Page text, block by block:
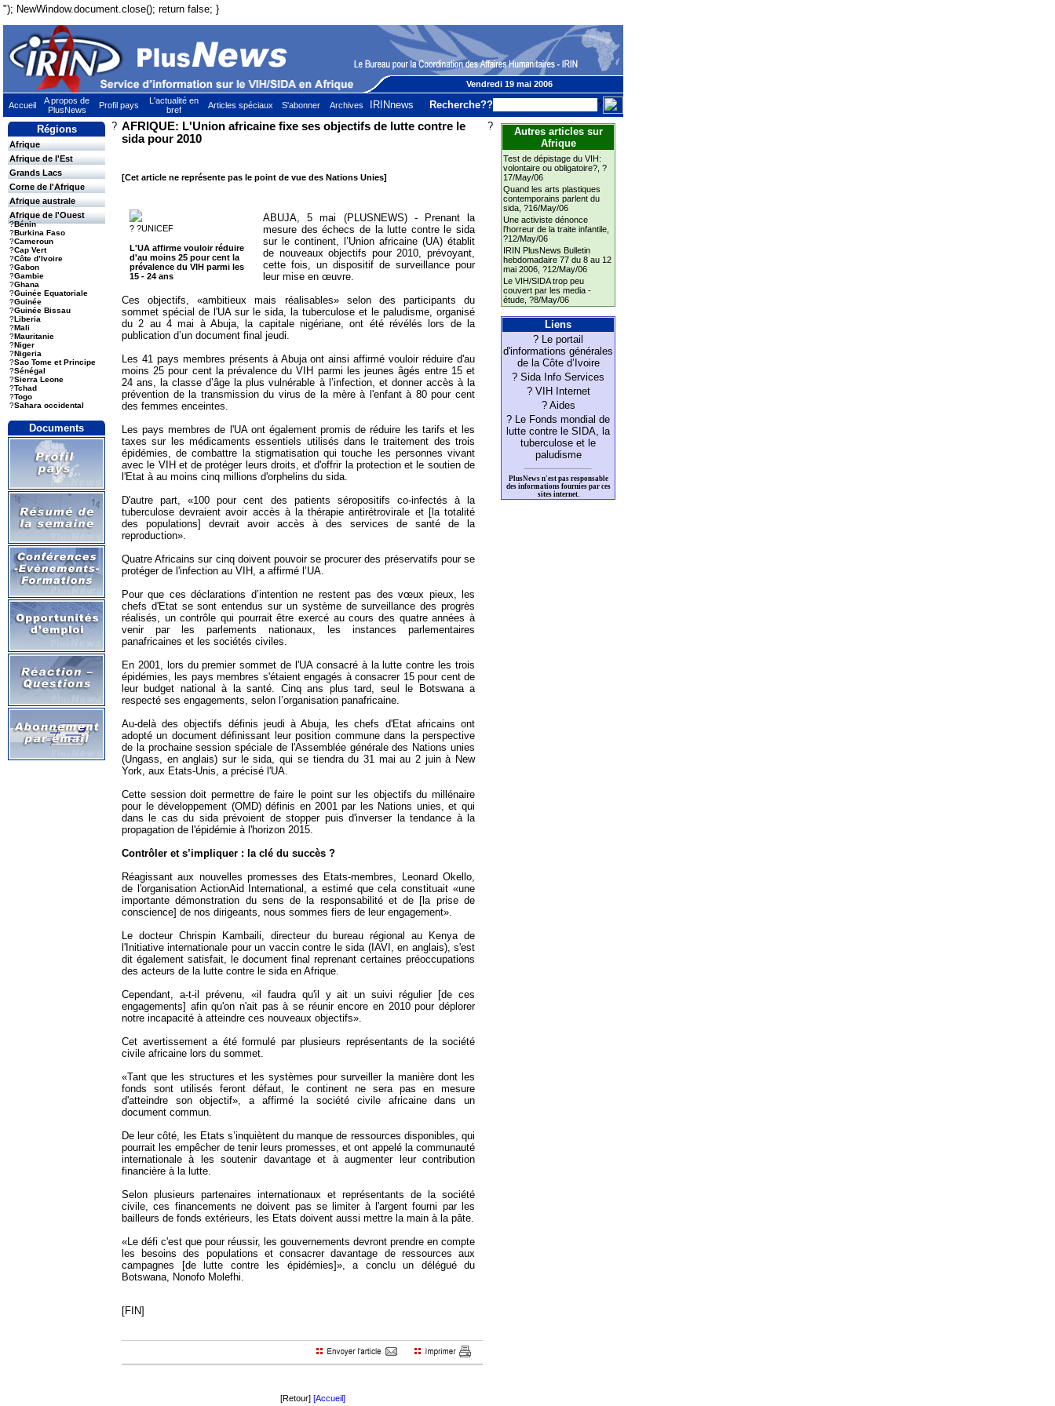
"); NewWindow.document.close(); return false; }
Vendredi 19 mai 2006
Accueil
A propos de
PlusNews
Profil pays
L'actualité en
bref
Articles spéciaux S'abonner Archives IRINnews Recherche?? ?
Régions
Afrique
Afrique de l'Est
Grands Lacs
Corne de l'Afrique
Afrique australe
Afrique de l'Ouest
?Bénin
?Burkina Faso
?Cameroun
?Cap Vert
?Côte d’Ivoire
?Gabon
?Gambie
?Ghana
?Guinée Equatoriale
?Guinée
?Guinée Bissau
?Liberia
?Mali
?Mauritanie
?Niger
?Nigeria
?Sao Tome et Principe
?Sénégal
?Sierra Leone
?Tchad
?Togo
?Sahara occidental
Documents
? AFRIQUE: L'Union africaine fixe ses objectifs de lutte contre le
sida pour 2010
[Cet article ne représente pas le point de vue des Nations Unies]
? ?UNICEF
L'UA affirme vouloir réduire
d'au moins 25 pour cent la
prévalence du VIH parmi les
15 - 24 ans
ABUJA, 5 mai (PLUSNEWS) - Prenant la
mesure des échecs de la lutte contre le sida
sur le continent, l’Union africaine (UA) établit
de nouveaux objectifs pour 2010, prévoyant,
cette fois, un dispositif de surveillance pour
leur mise en œuvre.
Ces objectifs, «ambitieux mais réalisables» selon des participants du
sommet spécial de l'UA sur le sida, la tuberculose et le paludisme, organisé
du 2 au 4 mai à Abuja, la capitale nigériane, ont été révélés lors de la
publication d’un document final jeudi.
Les 41 pays membres présents à Abuja ont ainsi affirmé vouloir réduire d'au
moins 25 pour cent la prévalence du VIH parmi les jeunes âgés entre 15 et
24 ans, la classe d’âge la plus vulnérable à l’infection, et donner accès à la
prévention de la transmission du virus de la mère à l'enfant à 80 pour cent
des femmes enceintes.
Les pays membres de l'UA ont également promis de réduire les tarifs et les
taxes sur les médicaments essentiels utilisés dans le traitement des trois
épidémies, de combattre la stigmatisation qui touche les personnes vivant
avec le VIH et de protéger leurs droits, et d'offrir la protection et le soutien de
l'Etat à au moins cinq millions d'orphelins du sida.
D'autre part, «100 pour cent des patients séropositifs co-infectés à la
tuberculose devraient avoir accès à la thérapie antirétrovirale et [la totalité
des populations] devrait avoir accès à des services de santé de la
reproduction».
Quatre Africains sur cinq doivent pouvoir se procurer des préservatifs pour se
protéger de l'infection au VIH, a affirmé l’UA.
Pour que ces déclarations d’intention ne restent pas des vœux pieux, les
chefs d'Etat se sont entendus sur un système de surveillance des progrès
réalisés, un contrôle qui pourrait être exercé au cours des quatre années à
venir par les parlements nationaux, les instances parlementaires
panafricaines et les sociétés civiles.
En 2001, lors du premier sommet de l'UA consacré à la lutte contre les trois
épidémies, les pays membres s'étaient engagés à consacrer 15 pour cent de
leur budget national à la santé. Cinq ans plus tard, seul le Botswana a
respecté ses engagements, selon l’organisation panafricaine.
Au-delà des objectifs définis jeudi à Abuja, les chefs d'Etat africains ont
adopté un document définissant leur position commune dans la perspective
de la prochaine session spéciale de l'Assemblée générale des Nations unies
(Ungass, en anglais) sur le sida, qui se tiendra du 31 mai au 2 juin à New
York, aux Etats-Unis, a précisé l'UA.
Cette session doit permettre de faire le point sur les objectifs du millénaire
pour le développement (OMD) définis en 2001 par les Nations unies, et qui
dans le cas du sida prévoient de stopper puis d'inverser la tendance à la
propagation de l'épidémie à l'horizon 2015.
Contrôler et s’impliquer : la clé du succès ?
Réagissant aux nouvelles promesses des Etats-membres, Leonard Okello,
de l'organisation ActionAid International, a estimé que cela constituait «une
importante démonstration du sens de la responsabilité et de [la prise de
conscience] de nos dirigeants, nous sommes fiers de leur engagement».
Le docteur Chrispin Kambaili, directeur du bureau régional au Kenya de
l'Initiative internationale pour un vaccin contre le sida (IAVI, en anglais), s'est
dit également satisfait, le document final reprenant certaines préoccupations
des acteurs de la lutte contre le sida en Afrique.
Cependant, a-t-il prévenu, «il faudra qu'il y ait un suivi régulier [de ces
engagements] afin qu'on n'ait pas à se réunir encore en 2010 pour déplorer
notre incapacité à atteindre ces nouveaux objectifs».
Cet avertissement a été formulé par plusieurs représentants de la société
civile africaine lors du sommet.
«Tant que les structures et les systèmes pour surveiller la manière dont les
fonds sont utilisés feront défaut, le continent ne sera pas en mesure
d'atteindre son objectif», a affirmé la société civile africaine dans un
document commun.
De leur côté, les Etats s’inquiètent du manque de ressources disponibles, qui
pourrait les empêcher de tenir leurs promesses, et ont appelé la communauté
internationale à les soutenir davantage et à augmenter leur contribution
financière à la lutte.
Selon plusieurs partenaires internationaux et représentants de la société
civile, ces financements ne doivent pas se limiter à l'argent fourni par les
bailleurs de fonds extérieurs, les Etats doivent aussi mettre la main à la pâte.
«Le défi c'est que pour réussir, les gouvernements devront prendre en compte
les besoins des populations et consacrer davantage de ressources aux
campagnes [de lutte contre les épidémies]», a conclu un délégué du
Botswana, Nonofo Molefhi.
[FIN]
?
Autres articles sur
Afrique
Test de dépistage du VIH:
volontaire ou obligatoire? , ?
17/May/06
Quand les arts plastiques
contemporains parlent du
sida , ?16/May/06
Une activiste dénonce
l’horreur de la traite infantile
?12/May/06
IRIN PlusNews Bulletin
hebdomadaire 77 du 8 au 12
mai 2006 , ?12/May/06
Le VIH/SIDA trop peu
couvert par les media -
étude , ?8/May/06
Liens
? Le portail
d'informations générales
de la Côte d’Ivoire
? Sida Info Services
? VIH Internet
? Aides
? Le Fonds mondial de
lutte contre le SIDA, la
tuberculose et le
paludisme
PlusNews n'est pas responsable
des informations fournies par ces
sites internet.
[Retour] [Accueil]